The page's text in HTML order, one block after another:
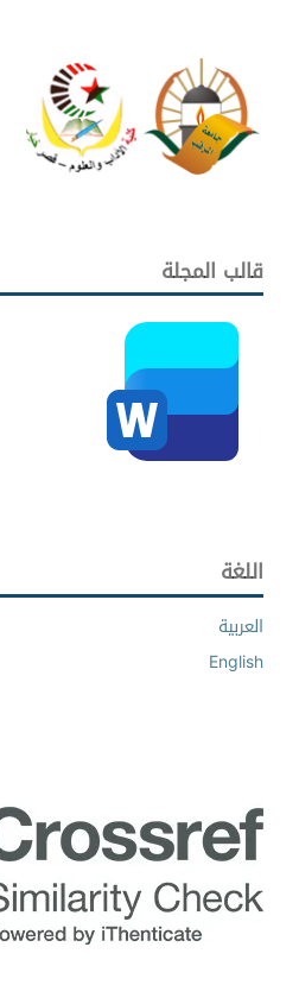
قالب المجلة
اللغة
العربية
English